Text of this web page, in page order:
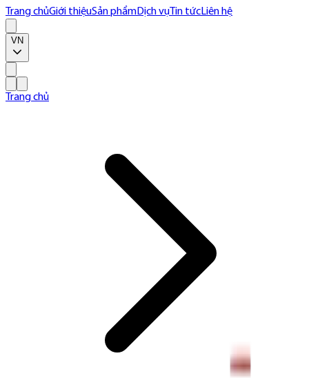
Trang chủGiới thiệuSản phẩmDịch vụ Tin tứcLiên hệ
VN
Trang chủ